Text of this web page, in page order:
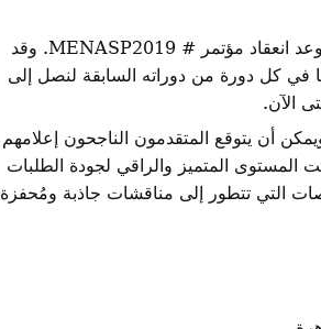
إنه وقت مثير وحاسم للشبكة مع اقتراب موعد انعقاد مؤتمر # MENASP2019. وقد
في كل دورة من دوراته السابقة لنصل إلى
الآن.
أن يتوقع المتقدمون الناجحون إعلامهم
المستوى المتميز والراقي لجودة الطلبات
التي تتطور إلى مناقشات جاذبة ومُحفزة